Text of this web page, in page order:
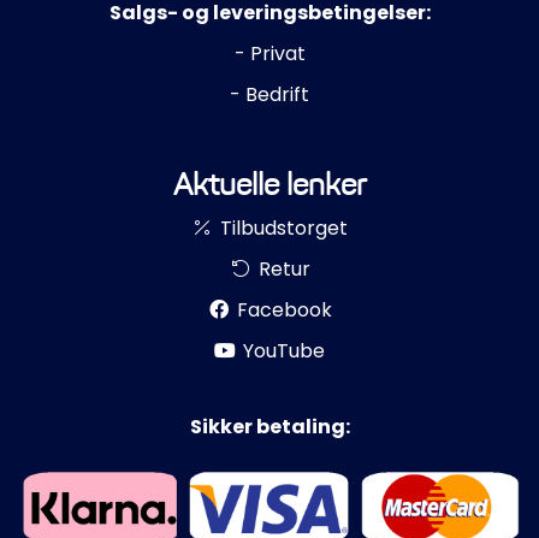
Salgs- og leveringsbetingelser:
- Privat
- Bedrift
Aktuelle lenker
Tilbudstorget
Retur
Facebook
YouTube
Sikker betaling: